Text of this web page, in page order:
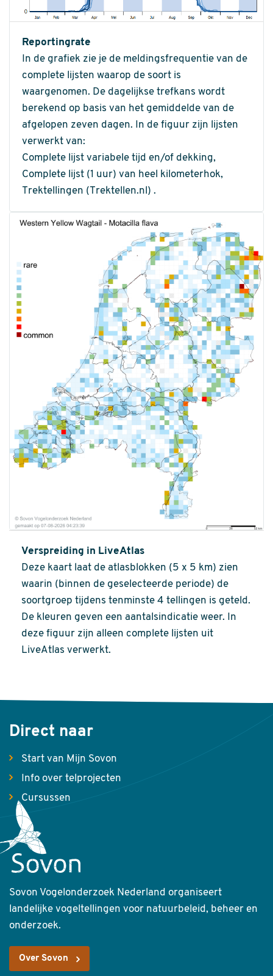
Reportingrate
In de grafiek zie je de meldingsfrequentie van de
complete lijsten waarop de soort is
waargenomen. De dagelijkse trefkans wordt
berekend op basis van het gemiddelde van de
afgelopen zeven dagen. In de figuur zijn lijsten
verwerkt van:
Complete lijst variabele tijd en/of dekking,
Complete lijst (1 uur) van heel kilometerhok,
Trektellingen (Trektellen.nl) .
Verspreiding in LiveAtlas
Deze kaart laat de atlasblokken (5 x 5 km) zien
waarin (binnen de geselecteerde periode) de
soortgroep tijdens tenminste 4 tellingen is geteld.
De kleuren geven een aantalsindicatie weer. In
deze figuur zijn alleen complete lijsten uit
LiveAtlas verwerkt.
Direct naar
Start van Mijn Sovon
Info over telprojecten
Cursussen
Sovon Vogelonderzoek Nederland organiseert
landelijke vogeltellingen voor natuurbeleid, beheer en
onderzoek.
Over Sovon